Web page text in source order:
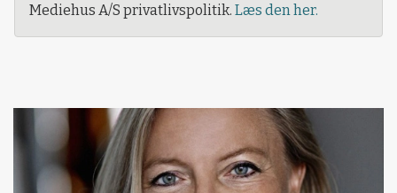
Mediehus A/S privatlivspolitik. Læs den her.